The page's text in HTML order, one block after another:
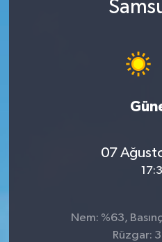
07
Nem: %63,
Rüzgar: